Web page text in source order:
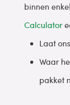
binnen
Calculator
Laat
Waar
pakket